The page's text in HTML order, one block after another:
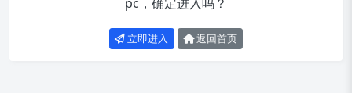
立即进入 返回首页